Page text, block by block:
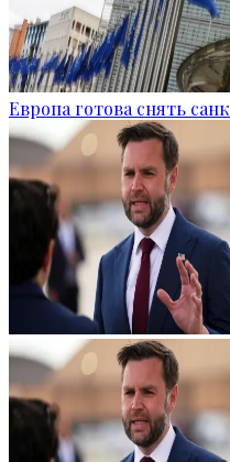
Европа готова снять